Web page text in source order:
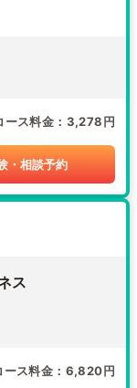
ース料金 3,278円
・相談予約
ス
ース料金 6,820円